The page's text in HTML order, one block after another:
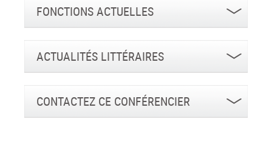
FONCTIONS ACTUELLES
ACTUALITÉS LITTÉRAIRES
CONTACTEZ CE CONFÉRENCIER